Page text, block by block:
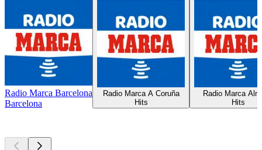
Radio Marca Barcelona
Barcelona
Radio Marca A Coruña
Hits
Radio Marca
Hits